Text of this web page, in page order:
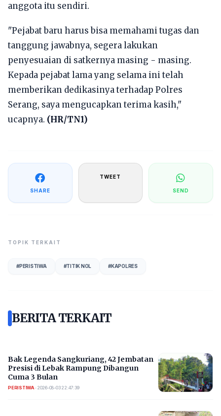
anggota itu sendiri.
"Pejabat baru harus bisa memahami tugas dan
tanggung jawabnya, segera lakukan
penyesuaian di satkernya masing - masing.
Kepada pejabat lama yang selama ini telah
memberikan dedikasinya terhadap Polres
Serang, saya mengucapkan terima kasih,"
ucapnya. (HR/TN1)
SHARE
TWEET
SEND
TOPIK TERKAIT
#PERISTIWA #TITIK NOL #KAPOLRES
BERITA TERKAIT
Bak Legenda Sangkuriang, 42 Jembatan
Presisi di Lebak Rampung Dibangun
Cuma 3 Bulan
PERISTIWA• 2026-08-03 22:47:39